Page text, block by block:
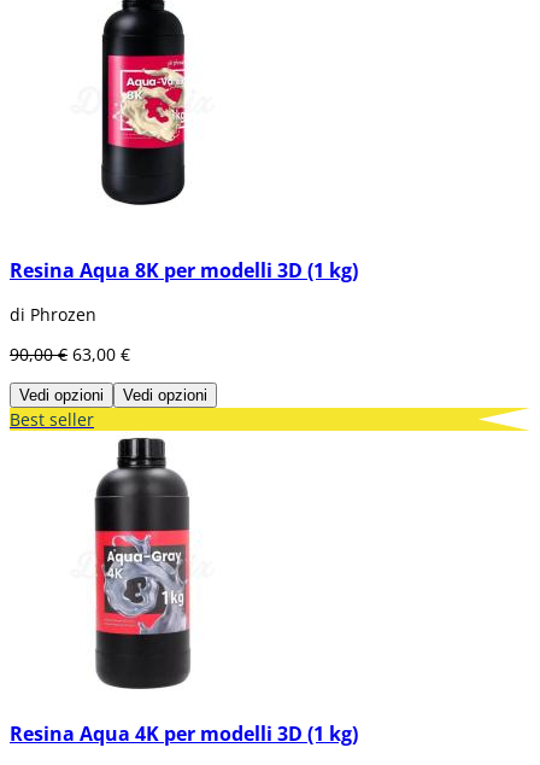
Resina Aqua 8K per modelli 3D (1 kg)
di Phrozen
90,00 € 63,00 €
Vedi opzioni Vedi opzioni
Best seller
Resina Aqua 4K per modelli 3D (1 kg)